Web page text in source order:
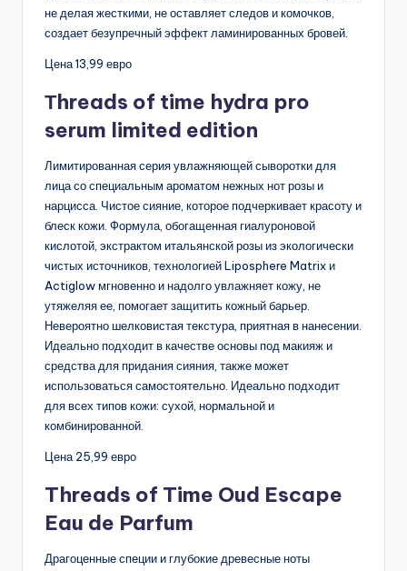
не делая жесткими, не оставляет следов и комочков,
создает безупречный эффект ламинированных бровей.
Цена 13,99 евро
Тhreads of time hydra pro
serum limited edition
Лимитированная серия увлажняющей сыворотки для
лица со специальным ароматом нежных нот розы и
нарцисса. Чистое сияние, которое подчеркивает красоту и
блеск кожи. Формула, обогащенная гиалуроновой
кислотой, экстрактом итальянской розы из экологически
чистых источников, технологией Liposphere Matrix и
Actiglow мгновенно и надолго увлажняет кожу, не
утяжеляя ее, помогает защитить кожный барьер.
Невероятно шелковистая текстура, приятная в нанесении.
Идеально подходит в качестве основы под макияж и
средства для придания сияния, также может
использоваться самостоятельно. Идеально подходит
для всех типов кожи: сухой, нормальной и
комбинированной.
Цена 25,99 евро
Threads of Time Oud Escape
Eau de Parfum
Драгоценные специи и глубокие древесные ноты